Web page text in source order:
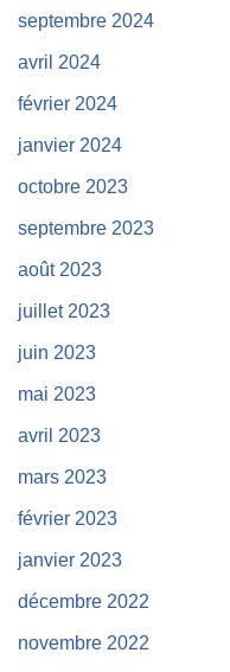
septembre 2024
avril 2024
février 2024
janvier 2024
octobre 2023
septembre 2023
août 2023
juillet 2023
juin 2023
mai 2023
avril 2023
mars 2023
février 2023
janvier 2023
décembre 2022
novembre 2022